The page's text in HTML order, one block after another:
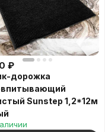
₽
дорожка
Sunstep 1,2*12м